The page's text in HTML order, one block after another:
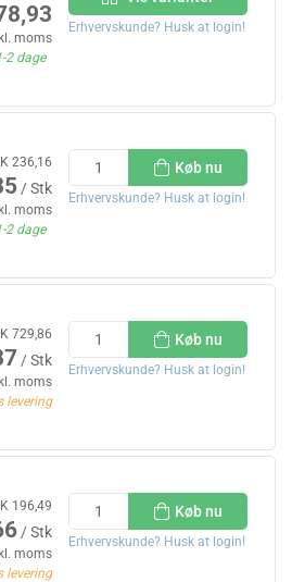
moms
2 dage
Erhvervskunde? Husk at login!
236,16
/ Stk
moms
2 dage
Køb nu
Erhvervskunde? Husk at login!
729,86
/ Stk
moms
levering
Køb nu
Erhvervskunde? Husk at login!
196,49
/ Stk
moms
levering
Køb nu
Erhvervskunde? Husk at login!